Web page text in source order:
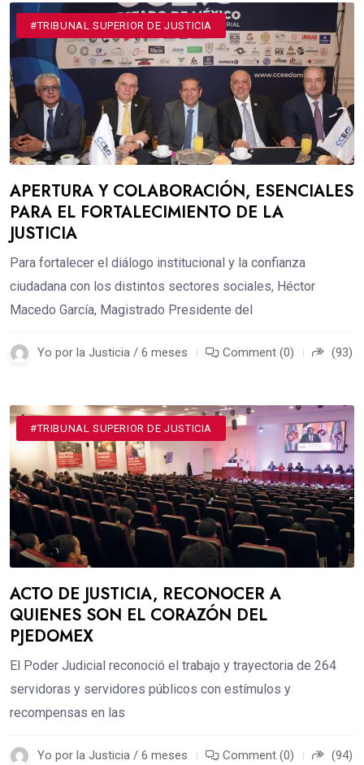
#TRIBUNAL SUPERIOR DE JUSTICIA
APERTURA Y COLABORACIÓN, ESENCIALES
PARA EL FORTALECIMIENTO DE LA
JUSTICIA
Para fortalecer el diálogo institucional y la confianza
ciudadana con los distintos sectores sociales, Héctor
Macedo García, Magistrado Presidente del
Yo por la Justicia / 6 meses Comment (0) (93)
#TRIBUNAL SUPERIOR DE JUSTICIA
ACTO DE JUSTICIA, RECONOCER A
QUIENES SON EL CORAZÓN DEL
PJEDOMEX
El Poder Judicial reconoció el trabajo y trayectoria de 264
servidoras y servidores públicos con estímulos y
recompensas en las
Yo por la Justicia / 6 meses Comment (0) (94)